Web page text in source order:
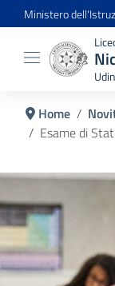
Ministero
Home
Esame di